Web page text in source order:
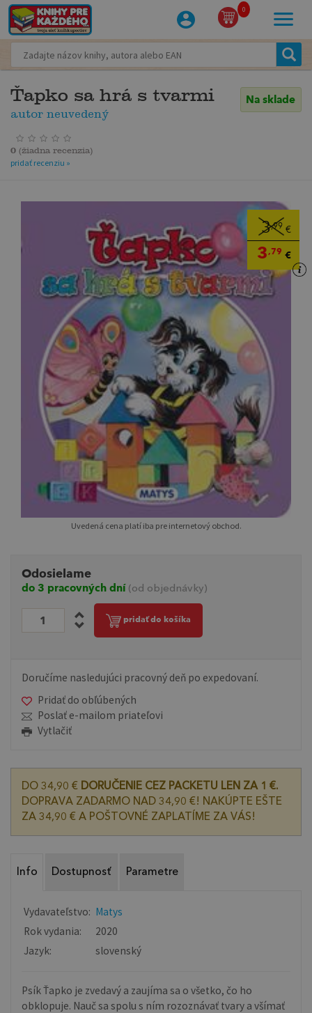
0
Ťapko sa hrá s tvarmi
autor neuvedený
Na sklade
0 (žiadna recenzia)
pridať recenziu »
3,99 €
3,79 €
Uvedená cena platí iba pre internetový obchod.
Odosielame
do 3 pracovných dní (od objednávky)
pridať do košíka
Doručíme nasledujúci pracovný deň po expedovaní.
Pridať do obľúbených
Poslať e-mailom priateľovi
Vytlačiť
DO 34,90 € DORUČENIE CEZ PACKETU LEN ZA 1 €.
DOPRAVA ZADARMO NAD 34,90 €! NAKÚPTE EŠTE
ZA 34,90 € A POŠTOVNÉ ZAPLATÍME ZA VÁS!
Info Dostupnosť Parametre
Vydavateľstvo: Matys
Rok vydania:
2020
Jazyk:
slovenský
Psík Ťapko je zvedavý a zaujíma sa o všetko, čo ho
obklopuje. Nauč sa spolu s ním rozoznávať tvary a všímať